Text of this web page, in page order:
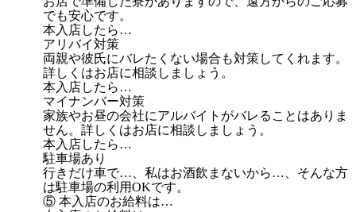
でも安心です。
本入店したら…
アリバイ対策
両親や彼氏にバレたくない場合も対策してくれます。
詳しくはお店に相談しましょう。
本入店したら…
マイナンバー対策
家族やお昼の会社にアルバイトがバレることはありま
せん。詳しくはお店に相談しましょう。
本入店したら…
駐車場あり
行きだけ車で…、私はお酒飲まないから…、そんな方
は駐車場の利用OKです。
⑤ 本入店のお給料は…